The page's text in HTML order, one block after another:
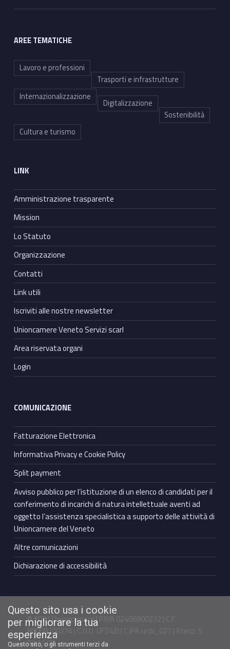
AREE TEMATICHE
Lavoro e professioni
Trasporti e infrastrutture
Internazionalizzazione
Digitalizzazione
Sostenibilità
Cultura e turismo
LINK
Amministrazione trasparente
Mission
Lo Statuto
Organizzazione
Contatti
Link utili
Iscriviti alle nostre newsletter
Unioncamere Veneto Servizi scarl
Area riservata organi
Login
COMUNICAZIONE
Fatturazione Elettronica
Informativa Privacy e Cookie Policy
Split payment
Avviso pubblico per l’istituzione di un elenco di candidati per il
conferimento di incarichi di natura intellettuale aventi ad
oggetto l’assistenza specialistica a supporto delle attività di
Unioncamere del Veneto
Altre comunicazioni
Dichiarazione di accessibilità
© 2021 Unioncamere | P.IVA 02406800272 | C.F.
80009100274 | C.U.U. UFZ42J | C.IPA urdc_027 | Ateco: S
94.11.00
Questo sito usa i cookie
per migliorare la tua
esperienza
Questo sito, o gli strumenti terzi da